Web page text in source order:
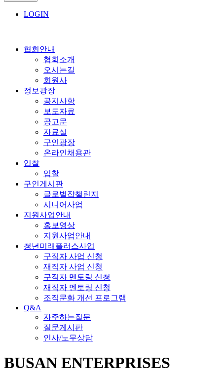
LOGIN
협회안내
협회소개
오시는길
회원사
정보광장
공지사항
보도자료
공고문
자료실
구인광장
온라인채용관
입찰
입찰
구인게시판
글로벌잡챌린지
시니어사업
지원사업안내
홍보영상
지원사업안내
청년미래플러스사업
구직자 사업 신청
재직자 사업 신청
구직자 멘토링 신청
재직자 멘토링 신청
조직문화 개선 프로그램
Q&A
자주하는질문
질문게시판
인사/노무상담
BUSAN ENTERPRISES